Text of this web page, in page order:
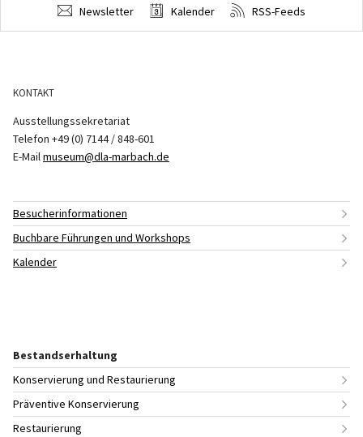
Newsletter Kalender RSS-Feeds
KONTAKT
Ausstellungssekretariat
Telefon +49 (0) 7144 / 848-601
E-Mailmuseum@dla-marbach.de
Besucherinformationen
Buchbare Führungen und Workshops
Kalender
Bestandserhaltung
Konservierung und Restaurierung
Präventive Konservierung
Restaurierung